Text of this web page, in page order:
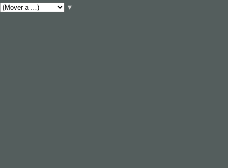
▼